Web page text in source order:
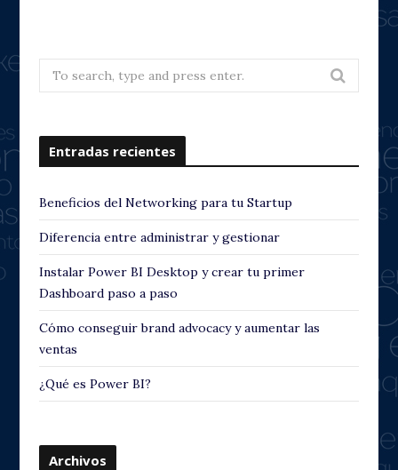
Search
for:
Entradas recientes
Beneficios del Networking para tu Startup
Diferencia entre administrar y gestionar
Instalar Power BI Desktop y crear tu primer
Dashboard paso a paso
Cómo conseguir brand advocacy y aumentar las
ventas
¿Qué es Power BI?
Archivos